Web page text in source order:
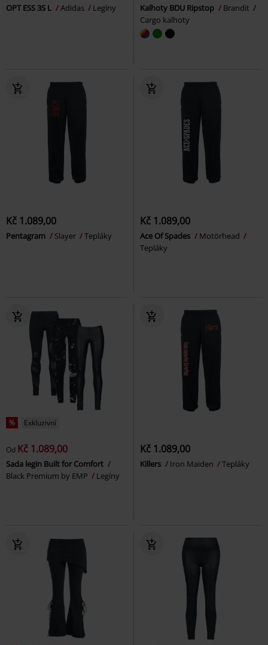
OPT ESS 3S L Adidas Legíny Kalhoty BDU Ripstop
Brandit
Cargo kalhoty
Kč 1.089,00
Pentagram Slayer Tepláky
Kč 1.089,00
Ace Of Spades
Motörhead
Tepláky
% Exkluzivní
Od Kč 1.089,00
Sada legin Built for Comfort
Black Premium by EMP
Legíny
Kč 1.089,00
Killers Iron Maiden Tepláky